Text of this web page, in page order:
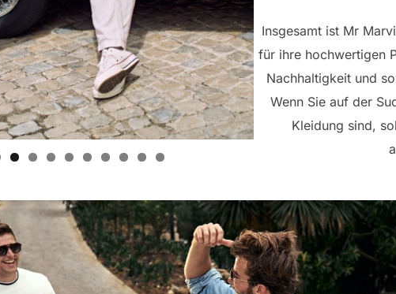
0
Insgesamt ist Mr
für ihre hochwertigen
Nachhaltigkeit und
Wenn Sie auf der
Kleidung sind,